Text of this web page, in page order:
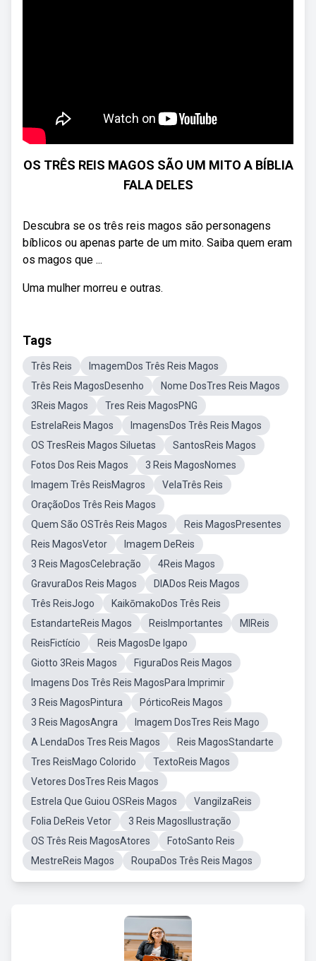
OS TRÊS REIS MAGOS SÃO UM MITO A BÍBLIA
FALA DELES
Descubra se os três reis magos são personagens
bíblicos ou apenas parte de um mito. Saiba quem eram
os magos que ...
Uma mulher morreu e outras.
Tags
Três Reis
ImagemDos Três Reis Magos
Três Reis MagosDesenho
Nome DosTres Reis Magos
3Reis Magos
Tres Reis MagosPNG
EstrelaReis Magos
ImagensDos Três Reis Magos
OS TresReis Magos Siluetas
SantosReis Magos
Fotos Dos Reis Magos
3 Reis MagosNomes
Imagem Três ReisMagros
VelaTrês Reis
OraçãoDos Três Reis Magos
Quem São OSTrês Reis Magos
Reis MagosPresentes
Reis MagosVetor
Imagem DeReis
3 Reis MagosCelebração
4Reis Magos
GravuraDos Reis Magos
DIADos Reis Magos
Três ReisJogo
KaikōmakoDos Três Reis
EstandarteReis Magos
ReisImportantes
MIReis
ReisFictício
Reis MagosDe Igapo
Giotto 3Reis Magos
FiguraDos Reis Magos
Imagens Dos Três Reis MagosPara Imprimir
3 Reis MagosPintura
PórticoReis Magos
3 Reis MagosAngra
Imagem DosTres Reis Mago
A LendaDos Tres Reis Magos
Reis MagosStandarte
Tres ReisMago Colorido
TextoReis Magos
Vetores DosTres Reis Magos
Estrela Que Guiou OSReis Magos
VangilzaReis
Folia DeReis Vetor
3 Reis MagosIlustração
OS Três Reis MagosAtores
FotoSanto Reis
MestreReis Magos
RoupaDos Três Reis Magos